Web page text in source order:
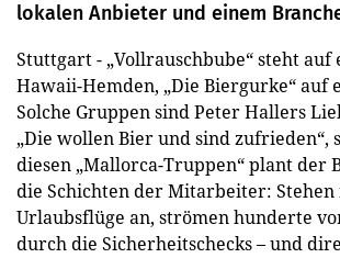
lokalen Anbieter und einem
Stuttgart - „Vollrauschbube“ steht auf
Hawaii-Hemden, „Die Biergurke“ auf
Solche Gruppen sind Peter Hallers
„Die wollen Bier und sind zufrieden“,
diesen „Mallorca-Truppen“ plant der
die Schichten der Mitarbeiter:
Urlaubsflüge an, strömen hunderte
durch die Sicherheitschecks – und